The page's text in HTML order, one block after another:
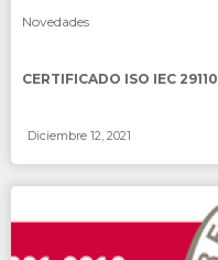
Novedades
CERTIFICADO ISO IEC 29110
Diciembre 12, 2021